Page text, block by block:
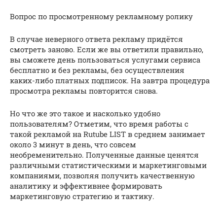
Вопрос по просмотренному рекламному ролику
В случае неверного ответа рекламу придётся
смотреть заново. Если же вы ответили правильно,
вы сможете день пользоваться услугами сервиса
бесплатно и без рекламы, без осуществления
каких-либо платных подписок. На завтра процедура
просмотра рекламы повторится снова.
Но что же это такое и насколько удобно
пользователям? Отметим, что время работы с
такой рекламой на Rutube LIST в среднем занимает
около 3 минут в день, что совсем
необременительно. Полученные данные ценятся
различными статистическими и маркетинговыми
компаниями, позволяя получить качественную
аналитику и эффективнее формировать
маркетинговую стратегию и тактику.